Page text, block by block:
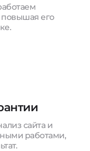
его
сайта и
работами,